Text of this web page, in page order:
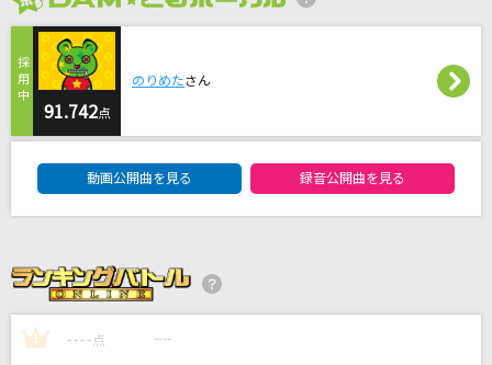
Buono!
チャンスは平等
ほほ笑み街道
岩本公水
[生音]好きになった人
都はるみ
Speaking
91.742点
のりめたさん
動画公開曲を見る 録音公開曲を見る
1 ---- 点 ----